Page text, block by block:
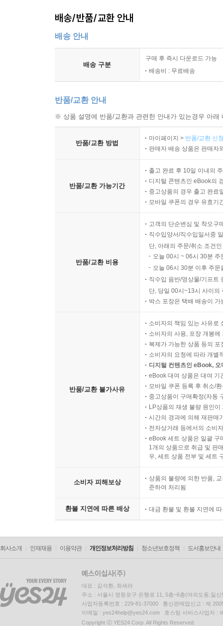
배송/반품/교환 안내
배송 안내
배송 구분
구매 후 즉시 다운로드 가능
배송비 : 무료배송
반품/교환 안내
※ 상품 설명에 반품/교환과 관련한 안내가 있는경우 아
반품/교환 방법
마이페이지 > 반품/교환 신
판매자 배송 상품은 판매자
반품/교환 가능기간
출고 완료 후 10일 이내의
디지털 콘텐츠인 eBook의
중고상품의 경우 출고 완료
모바일 쿠폰의 경우 유효기
반품/교환 비용
고객의 단순변심 및 착오구
직수입양서/직수입일서중
단, 아래의 주문/취소 조건
오늘 00시 ~ 06시 30분
오늘 06시 30분 이후 주
직수입 음반/영상물/기프트
단, 당일 00시~13시 사이의
박스 포장은 택배 배송이
반품/교환 불가사유
소비자의 책임 있는 사유로
소비자의 사용, 포장 개봉
복제가 가능한 상품 등의
소비자의 요청에 따라 개별
디지털 컨텐츠인 eBook,
eBook 대여 상품은 대여 기
모바일 쿠폰 등록 후 취소/
중고상품이 구매확정(자동
LP상품의 재생 불량 원인
시간의 경과에 의해 재판매
전자상거래 등에서의 소비
eBook 세트 상품은 일괄 구
1개의 상품으로 취급 및 판
우, 세트 상품 전부 및 세트
소비자 피해보상
상품의 불량에 의한 반품,
준하여 처리됨
환불 지연에 따른 배상 대금 환불 및 환불 지연에
회사소개 인재채용 이용약관 개인정보처리방침 청소년보호정책 도서홍보안내
대표 : 김석환, 최세라
주소 : 서울시 영등포구 은행로 11, 5층~6층(여의도동,일신
사업자등록번호 : 229-81-37000 통신판매업신고 : 제
이메일 : yes24help@yes24.com 호스팅 서비스사업자 :
Copyright ⓒ YES24 Corp. All Rights Reserved.